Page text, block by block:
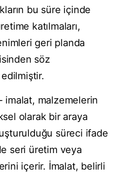
bu süre içinde
katılmaları,
geri planda
söz
imalat, malzemelerin
olarak bir araya
süreci ifade
seri üretim veya
içerir. İmalat, belirli